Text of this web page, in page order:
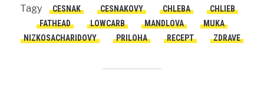
Tagy CESNAK CESNAKOVY CHLEBA
CHLIEB
FATHEAD
LOWCARB MANDLOVA
MUKA
NIZKOSACHARIDOVY
PRILOHA RECEPT ZDRAVE